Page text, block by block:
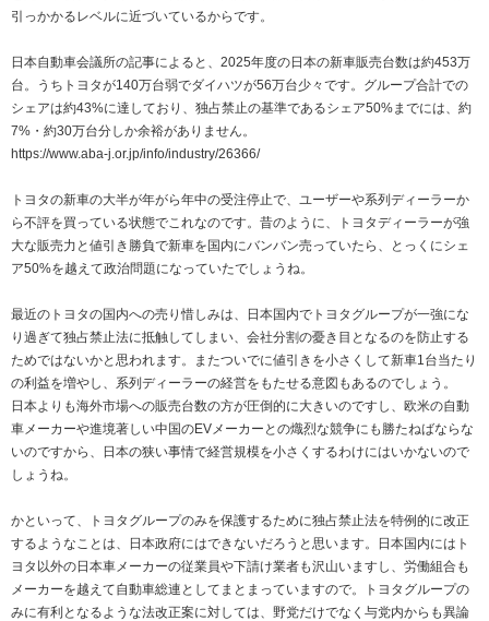
引っかかるレベルに近づいているからです。
日本自動車会議所の記事によると、2025年度の日本の新車販売台数は約453万
台。うちトヨタが140万台弱でダイハツが56万台少々です。グループ合計での
シェアは約43%に達しており、独占禁止の基準であるシェア50%までには、約
7%・約30万台分しか余裕がありません。
https://www.aba-j.or.jp/info/industry/26366/
トヨタの新車の大半が年がら年中の受注停止で、ユーザーや系列ディーラーか
ら不評を買っている状態でこれなのです。昔のように、トヨタディーラーが強
大な販売力と値引き勝負で新車を国内にバンバン売っていたら、とっくにシェ
ア50%を越えて政治問題になっていたでしょうね。
最近のトヨタの国内への売り惜しみは、日本国内でトヨタグループが一強にな
り過ぎて独占禁止法に抵触してしまい、会社分割の憂き目となるのを防止する
ためではないかと思われます。またついでに値引きを小さくして新車1台当たり
の利益を増やし、系列ディーラーの経営をもたせる意図もあるのでしょう。
日本よりも海外市場への販売台数の方が圧倒的に大きいのですし、欧米の自動
車メーカーや進境著しい中国のEVメーカーとの熾烈な競争にも勝たねばならな
いのですから、日本の狭い事情で経営規模を小さくするわけにはいかないので
しょうね。
かといって、トヨタグループのみを保護するために独占禁止法を特例的に改正
するようなことは、日本政府にはできないだろうと思います。日本国内にはト
ヨタ以外の日本車メーカーの従業員や下請け業者も沢山いますし、労働組合も
メーカーを越えて自動車総連としてまとまっていますので。トヨタグループの
みに有利となるような法改正案に対しては、野党だけでなく与党内からも異論